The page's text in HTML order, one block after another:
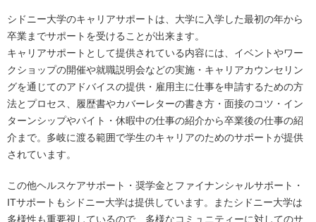
シドニー大学のキャリアサポートは、大学に入学した最初の年から
卒業までサポートを受けることが出来ます。
キャリアサポートとして提供されている内容には、イベントやワー
クショップの開催や就職説明会などの実施・キャリアカウンセリン
グを通じてのアドバイスの提供・雇用主に仕事を申請するための方
法とプロセス、履歴書やカバーレターの書き方・面接のコツ・イン
ターンシップやバイト・休暇中の仕事の紹介から卒業後の仕事の紹
介まで。多岐に渡る範囲で学生のキャリアのためのサポートが提供
されています。
この他ヘルスケアサポート・奨学金とファイナンシャルサポート・
ITサポートもシドニー大学は提供しています。またシドニー大学は
多様性も重要視しているので、多様なコミュニティーに対してのサ